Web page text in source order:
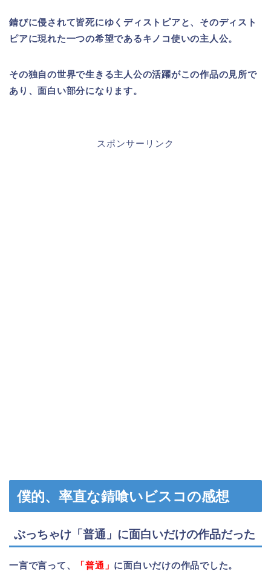
錆びに侵されて皆死にゆくディストピアと、そのディスト
ピアに現れた一つの希望であるキノコ使いの主人公。
その独自の世界で生きる主人公の活躍がこの作品の見所で
あり、面白い部分になります。
スポンサーリンク
僕的、率直な錆喰いビスコの感想
ぶっちゃけ「普通」に面白いだけの作品だった
一言で言って、 「普通」 に面白いだけの作品でした。